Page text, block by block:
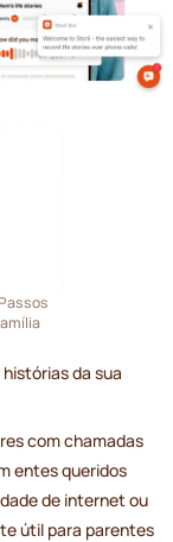
da sua
com chamadas
entes queridos
de internet ou
útil para parentes